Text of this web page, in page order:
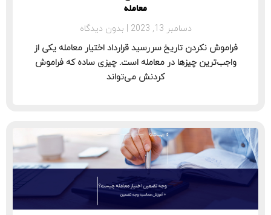
معامله
دسامبر 13, 2023
بدون دیدگاه
فراموش نکردن تاریخ سررسید قرارداد اختیار معامله یکی از
واجب‌ترین چیزها در معامله است. چیزی ساده که فراموش
کردنش می‌تواند